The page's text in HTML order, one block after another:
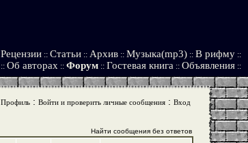
Рецензии :: Статьи :: Архив :: Музыка(mp3) :: В рифму ::
:: Об авторах :: Форум :: Гостевая книга :: Объявления ::
Профиль: Войти и проверить личные сообщения: Вход
Найти сообщения без ответов